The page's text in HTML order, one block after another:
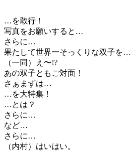
…を敢行！
写真をお願いすると…
さらに…
果たして世界一そっくりな双子を…
（一同）え〜!?
あの双子ともご対面！
さぁまずは…
…を大特集！
…とは？
さらに…
など…
さらに…
（内村）はいはい。